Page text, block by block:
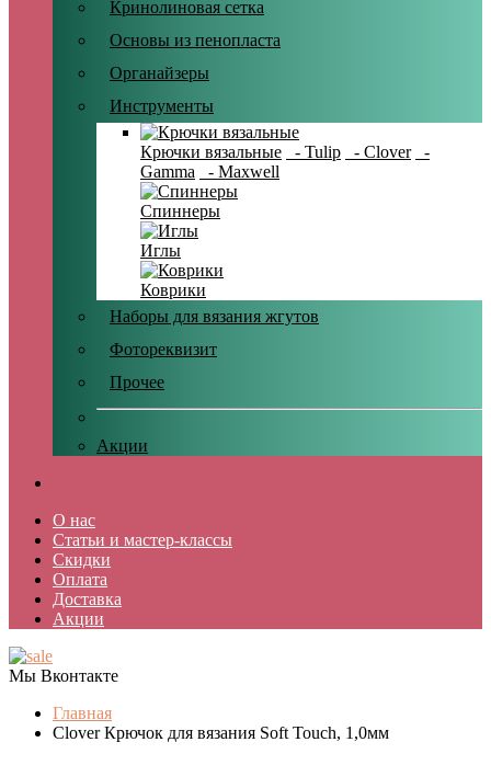
Кринолиновая сетка
Основы из пенопласта
Органайзеры
Инструменты
Крючки вязальные - Tulip - Clover
-
Gamma
- Maxwell
Спиннеры
Иглы
Коврики
Наборы для вязания жгутов
Фотореквизит
Прочее
Акции
О нас
Статьи и мастер-классы
Скидки
Оплата
Доставка
Акции
Мы Вконтакте
Главная
Clover Крючок для вязания Soft Touch, 1,0мм